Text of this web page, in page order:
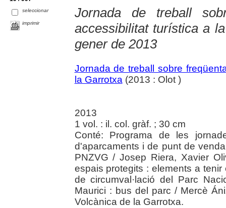
seleccionar
imprimir
Jornada de treball
accessibilitat turística a
gener de 2013
Jornada de treball sobre
la Garrotxa (2013 : Olot )
2013
1 vol. : il. col. gràf. ; 30 cm
Conté: Programa de les
d'aparcaments i de punt de
PNZVG / Josep Riera, Xavier
espais protegits : elements a
de circumval·lació del Parc
Maurici : bus del parc / Mercè
Volcànica de la Garrotxa.